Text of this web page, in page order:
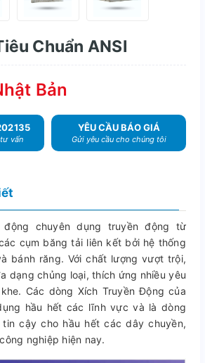
Chuẩn ANSI
Bản
vấn
YÊU CẦU BÁO GIÁ
Gửi yêu cầu cho chúng tôi
động chuyên dụng truyền động từ
cụm băng tải liên kết bởi hệ thống
bánh răng. Với chất lượng vượt trội,
dạng chủng loại, thích ứng nhiều yêu
Các dòng Xích Truyền Động của
hầu hết các lĩnh vực và là dòng
cậy cho hầu hết các dây chuyền,
nghiệp hiện nay.